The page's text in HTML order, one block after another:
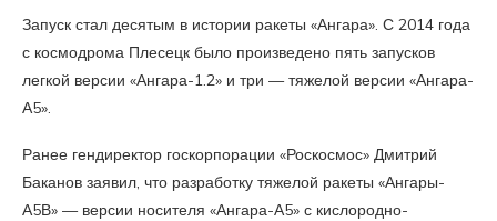
Запуск стал десятым в истории ракеты «Ангара». С 2014 года
с космодрома Плесецк было произведено пять запусков
легкой версии «Ангара-1.2» и три — тяжелой версии «Ангара-
А5».
Ранее гендиректор госкорпорации «Роскосмос» Дмитрий
Баканов заявил, что разработку тяжелой ракеты «Ангары-
А5В» — версии носителя «Ангара-А5» с кислородно-